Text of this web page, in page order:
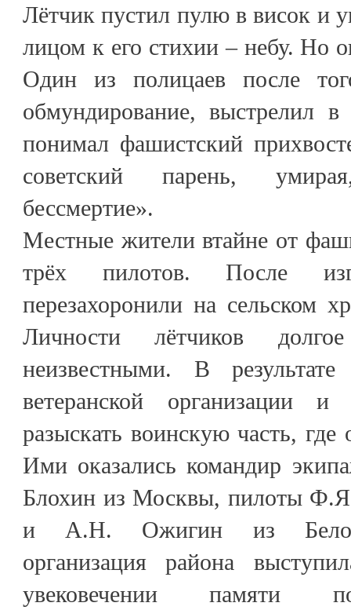
Лётчик пустил пулю в висок и
лицом к его стихии – небу. Но
Один из полицаев после
обмундирование, выстрелил
понимал фашистский
советский парень,
бессмертие».
Местные жители втайне от
трёх пилотов. После
перезахоронили на сельском
Личности лётчиков
неизвестными. В
ветеранской организации и
разыскать воинскую часть,
Ими оказались командир
Блохин из Москвы, пилоты
и А.Н. Ожигин из
организация района
увековечении памяти